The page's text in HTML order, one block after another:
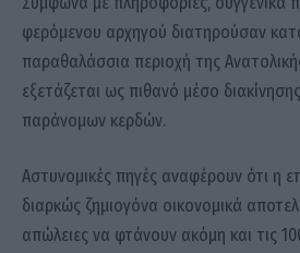
φερόμενου αρχηγού διατηρούσαν
παραθαλάσσια περιοχή της
εξετάζεται ως πιθανό μέσο
παράνομων κερδών.
Αστυνομικές πηγές αναφέρουν ότι η
διαρκώς ζημιογόνα οικονομικά
απώλειες να φτάνουν ακόμη και τις